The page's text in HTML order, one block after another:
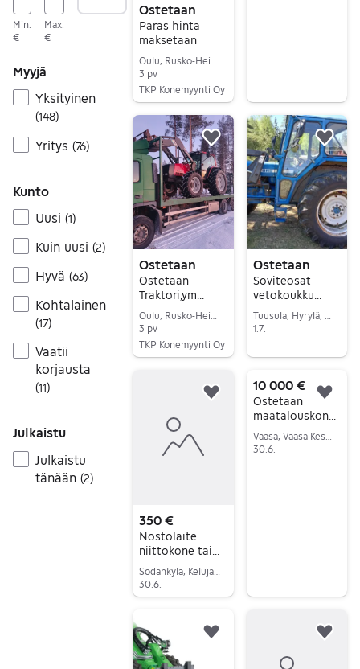
Min.
€
Max.
€
Myyjä
Yksityinen
(148)
Yritys (76)
Kunto
Uusi (1)
Kuin uusi (2)
Hyvä (63)
Kohtalainen
(17)
Vaatii
korjausta
(11)
Julkaistu
Julkaistu
tänään (2)
Ostetaan
Paras hinta
maksetaan
3 pv
TKP Konemyynti Oy
Ostetaan
Ostetaan
Traktori,ym
koneet
3 pv
TKP Konemyynti Oy
Lisää suosikiksi.
Ostetaan
Soviteosat
vetokoukku
takavanteet
1.7.
350 €
Nostolaite
niittokone tai
silppuri
30.6.
Lisää suosikiksi.
10 000 €
Ostetaan
maatalouskonei
ta
30.6.